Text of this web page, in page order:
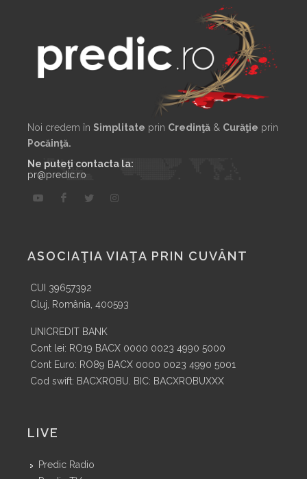
Noi credem în Simplitate prin Credinţă & Curăţie prin
Pocăinţă.
Ne puteţi contacta la:
pr@predic.ro
ASOCIAŢIA VIAŢA PRIN CUVÂNT
CUI 39657392
Cluj, România, 400593
UNICREDIT BANK
Cont lei: RO19 BACX 0000 0023 4990 5000
Cont Euro: RO89 BACX 0000 0023 4990 5001
Cod swift: BACXROBU. BIC: BACXROBUXXX
LIVE
Predic Radio